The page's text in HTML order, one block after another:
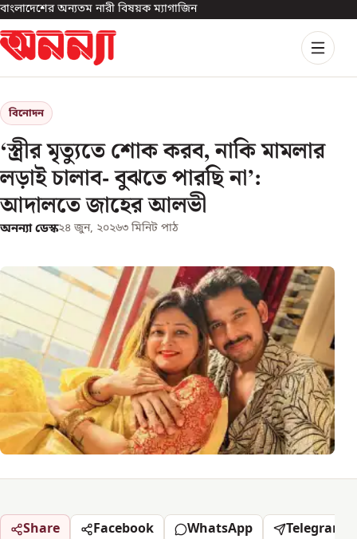
বাংলাদেশের অন্যতম নারী বিষয়ক ম্যাগাজিন
বিনোদন
‘স্ত্রীর মৃত্যুতে শোক করব, নাকি মামলার
লড়াই চালাব- বুঝতে পারছি না’:
আদালতে জাহের আলভী
অনন্যা ডেস্ক২৪ জুন, ২০২৬৩ মিনিট পাঠ
Share Facebook WhatsApp Telegram